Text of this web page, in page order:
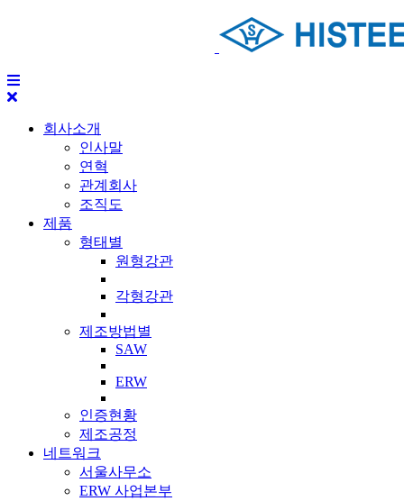
회사소개
인사말
연혁
관계회사
조직도
제품
형태별
원형강관
각형강관
제조방법별
SAW
ERW
인증현황
제조공정
네트워크
서울사무소
ERW 사업본부